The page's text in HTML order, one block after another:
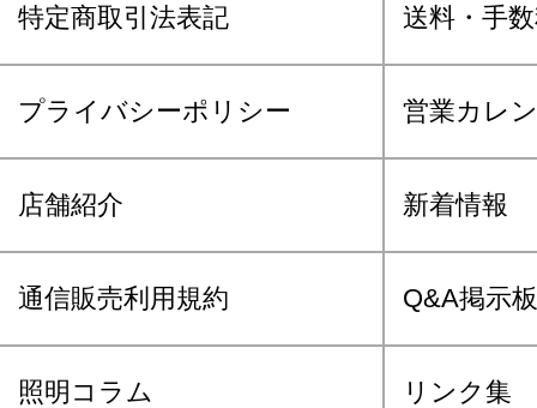
特定商取引法表記 送料・手
プライバシーポリシー 営業カレ
店舗紹介 新着情報
通信販売利用規約 Q&A掲示板
照明コラム リンク集